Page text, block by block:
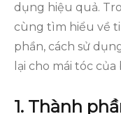
dụng hiệu quả.
cùng tìm hiểu về
phần, cách sử
lại cho mái tóc của
1. Thành